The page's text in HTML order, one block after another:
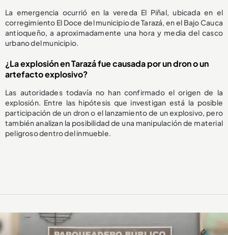
La emergencia ocurrió en la vereda El Piñal, ubicada en el
corregimiento El Doce del municipio de Tarazá, en el Bajo Cauca
antioqueño, a aproximadamente una hora y media del casco
urbano del municipio.
¿La explosión en Tarazá fue causada por un dron o un
artefacto explosivo?
Las autoridades todavía no han confirmado el origen de la
explosión. Entre las hipótesis que investigan está la posible
participación de un dron o el lanzamiento de un explosivo, pero
también analizan la posibilidad de una manipulación de material
peligroso dentro del inmueble.